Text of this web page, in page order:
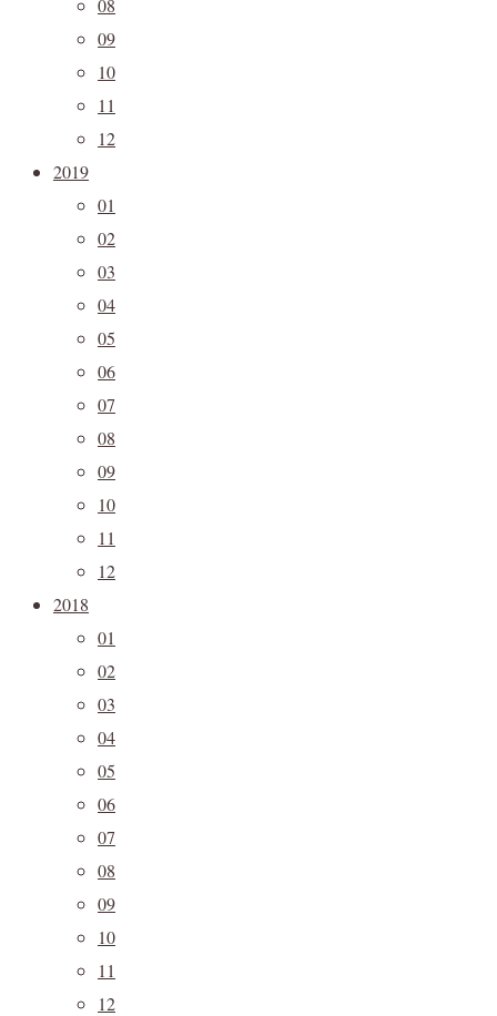
08
09
10
11
12
2019
01
02
03
04
05
06
07
08
09
10
11
12
2018
01
02
03
04
05
06
07
08
09
10
11
12